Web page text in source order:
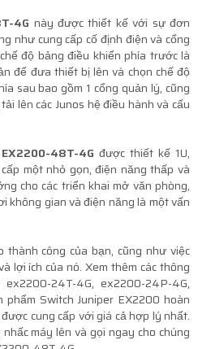
4G này được thiết kế với sự đơn
như cung cấp cố định điện và cổng
độ bảng điều khiển phía trước là
để đưa thiết bị lên và chọn chế độ
sau bao gồm 1 cổng quản lý, cũng
lên các Junos hệ điều hành và cấu
EX2200-48T-4G được thiết kế 1U,
một nhỏ gọn, điện năng thấp và
cho các triển khai mở văn phòng,
không gian và điện năng là một vấn
thành công của bạn, cũng như việc
lợi ích của nó. Xem thêm các thông
24T-4G, ex2200-24P-4G,
Switch Juniper EX2200 hoàn
cung cấp với giá cả hợp lý nhất.
máy lên và gọi ngay cho chúng